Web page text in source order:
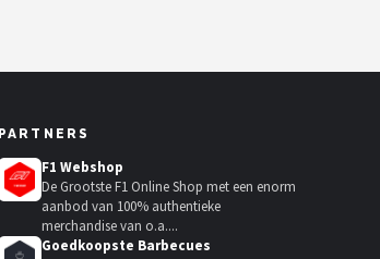
PARTNERS
F1 Webshop
De Grootste F1 Online Shop met een enorm
aanbod van 100% authentieke
merchandise van o.a....
Goedkoopste Barbecues